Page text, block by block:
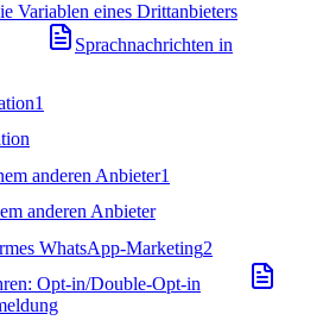
Variablen eines Drittanbieters
Sprachnachrichten in
1
anderen Anbieter1
anderen Anbieter
WhatsApp-Marketing2
Opt-in/Double-Opt-in